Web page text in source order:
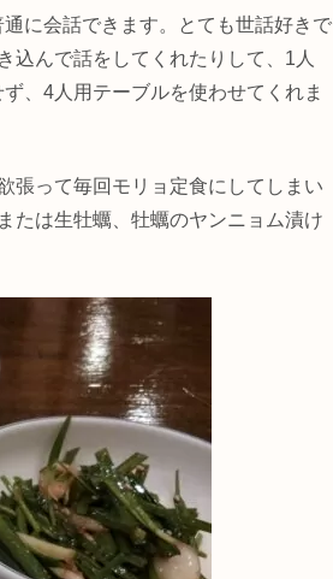
に会話できます。とても世話好きで
込んで話をしてくれたりして、1人
、4人用テーブルを使わせてくれま
張って毎回モリョ定食にしてしまい
たは生牡蠣、牡蠣のヤンニョム漬け